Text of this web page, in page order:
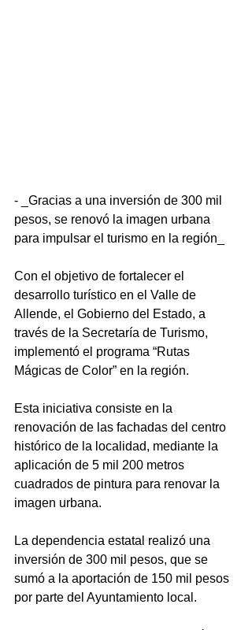
- _Gracias a una inversión de 300 mil
pesos, se renovó la imagen urbana
para impulsar el turismo en la región_
Con el objetivo de fortalecer el
desarrollo turístico en el Valle de
Allende, el Gobierno del Estado, a
través de la Secretaría de Turismo,
implementó el programa “Rutas
Mágicas de Color” en la región.
Esta iniciativa consiste en la
renovación de las fachadas del centro
histórico de la localidad, mediante la
aplicación de 5 mil 200 metros
cuadrados de pintura para renovar la
imagen urbana.
La dependencia estatal realizó una
inversión de 300 mil pesos, que se
sumó a la aportación de 150 mil pesos
por parte del Ayuntamiento local.